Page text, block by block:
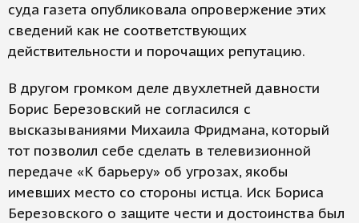
суда газета опубликовала опровержение этих
сведений как не соответствующих
действительности и порочащих репутацию.
В другом громком деле двухлетней давности
Борис Березовский не согласился с
высказываниями Михаила Фридмана, который
тот позволил себе сделать в телевизионной
передаче «К барьеру» об угрозах, якобы
имевших место со стороны истца. Иск Бориса
Березовского о защите чести и достоинства был